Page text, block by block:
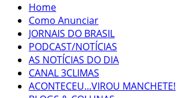
Home
Como Anunciar
JORNAIS DO BRASIL
PODCAST/NOTÍCIAS
AS NOTÍCIAS DO DIA
CANAL 3CLIMAS
ACONTECEU...VIROU MANCHETE!